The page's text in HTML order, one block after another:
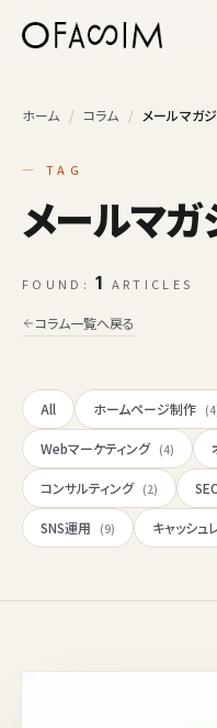
ホーム / コラム / メールマガ
— TAG
メールマガ
FOUND:1 ARTICLES
コラム一覧へ戻る
All ホームページ制作
Webマーケティング (4)
コンサルティング (2)
SNS運用 (9) キャッシ